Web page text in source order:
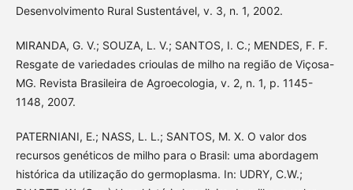
Desenvolvimento Rural Sustentável, v. 3, n. 1, 2002.
MIRANDA, G. V.; SOUZA, L. V.; SANTOS, I. C.; MENDES, F. F.
Resgate de variedades crioulas de milho na região de Viçosa-
MG. Revista Brasileira de Agroecologia, v. 2, n. 1, p. 1145-
1148, 2007.
PATERNIANI, E.; NASS, L. L.; SANTOS, M. X. O valor dos
recursos genéticos de milho para o Brasil: uma abordagem
histórica da utilização do germoplasma. In: UDRY, C.W.;